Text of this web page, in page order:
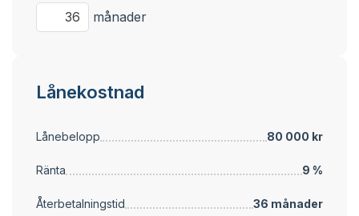
månader
Lånekostnad
Lånebelopp 80 000 kr
Ränta 9 %
Återbetalningstid 36 månader